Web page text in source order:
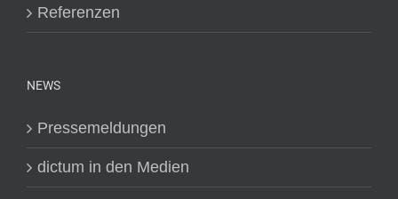
Referenzen
NEWS
Pressemeldungen
dictum in den Medien